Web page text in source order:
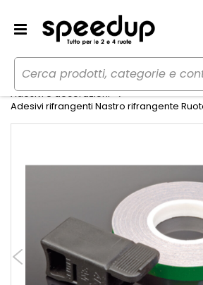
Home Moto
Estetica e protezioni
Adesivi e decorazioni
Adesivi rifrangenti Nastro rifrangente